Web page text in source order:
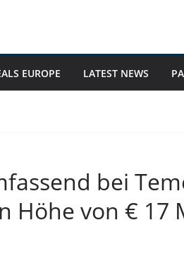
EUROPE LATEST NEWS
bei
Höhe von € 17